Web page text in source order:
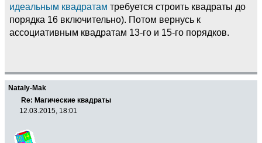
идеальным квадратам требуется строить квадраты до
порядка 16 включительно). Потом вернусь к
ассоциативным квадратам 13-го и 15-го порядков.
Nataly-Mak
Re: Магические квадраты
12.03.2015, 18:01